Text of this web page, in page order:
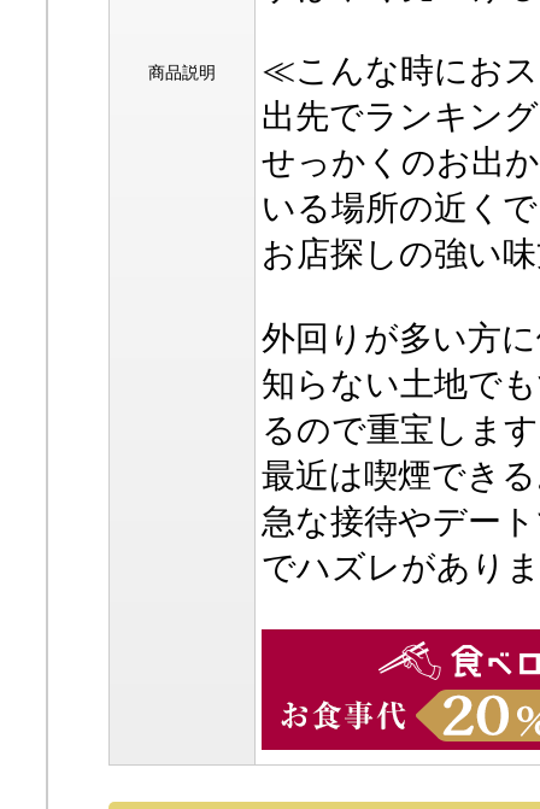
商品説明
≪こんな時にお
出先でランキン
せっかくのお出
いる場所の近く
お店探しの強い
外回りが多い方
知らない土地で
るので重宝しま
最近は喫煙でき
急な接待やデー
でハズレがあり